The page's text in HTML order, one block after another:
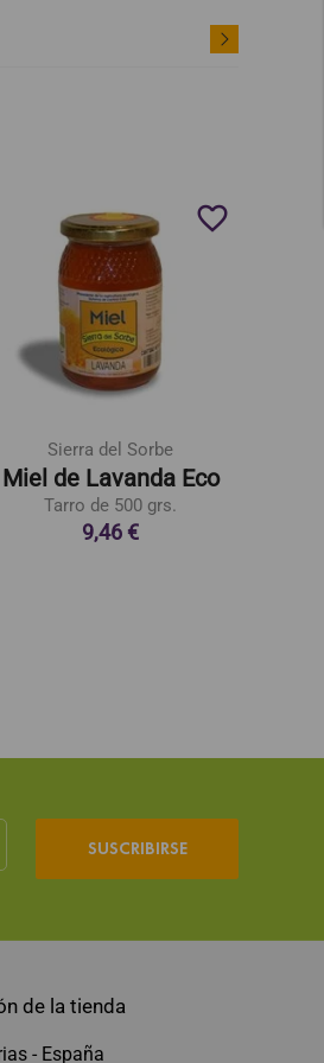
Sierra del Sorbe
Miel de Lavanda Eco
Tarro de 500 grs.
9,46 €
favorite_border
SUSCRIBIRSE
de la tienda
- España